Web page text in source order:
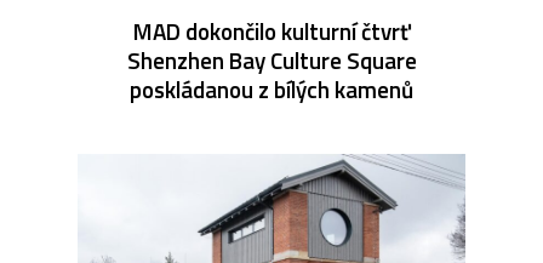
MAD dokončilo kulturní čtvrť
Shenzhen Bay Culture Square
poskládanou z bílých kamenů